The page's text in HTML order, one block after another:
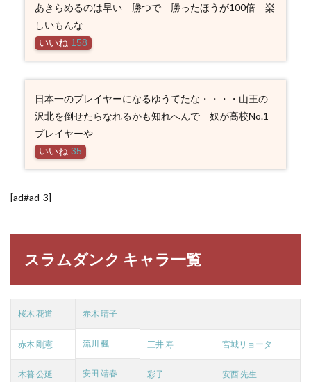
あきらめるのは早い 勝つで 勝ったほうが100倍 楽
しいもんな
いいね 158
日本一のプレイヤーになるゆうてたな・・・・山王の
沢北を倒せたらなれるかも知れへんで 奴が高校No.1
プレイヤーや
いいね 35
[ad#ad-3]
スラムダンク キャラ一覧
桜木 花道 赤木 晴子
赤木 剛憲 流川 楓 三井 寿 宮城リョータ
木暮 公延 安田 靖春 彩子 安西 先生